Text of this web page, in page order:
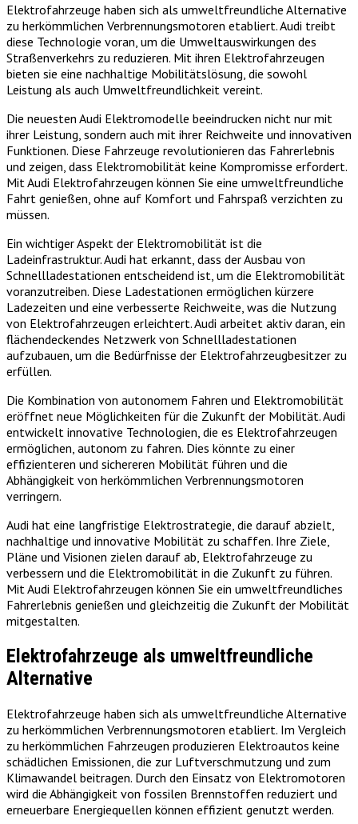
Elektrofahrzeuge haben sich als umweltfreundliche Alternative
zu herkömmlichen Verbrennungsmotoren etabliert. Audi treibt
diese Technologie voran, um die Umweltauswirkungen des
Straßenverkehrs zu reduzieren. Mit ihren Elektrofahrzeugen
bieten sie eine nachhaltige Mobilitätslösung, die sowohl
Leistung als auch Umweltfreundlichkeit vereint.
Die neuesten Audi Elektromodelle beeindrucken nicht nur mit
ihrer Leistung, sondern auch mit ihrer Reichweite und innovativen
Funktionen. Diese Fahrzeuge revolutionieren das Fahrerlebnis
und zeigen, dass Elektromobilität keine Kompromisse erfordert.
Mit Audi Elektrofahrzeugen können Sie eine umweltfreundliche
Fahrt genießen, ohne auf Komfort und Fahrspaß verzichten zu
müssen.
Ein wichtiger Aspekt der Elektromobilität ist die
Ladeinfrastruktur. Audi hat erkannt, dass der Ausbau von
Schnellladestationen entscheidend ist, um die Elektromobilität
voranzutreiben. Diese Ladestationen ermöglichen kürzere
Ladezeiten und eine verbesserte Reichweite, was die Nutzung
von Elektrofahrzeugen erleichtert. Audi arbeitet aktiv daran, ein
flächendeckendes Netzwerk von Schnellladestationen
aufzubauen, um die Bedürfnisse der Elektrofahrzeugbesitzer zu
erfüllen.
Die Kombination von autonomem Fahren und Elektromobilität
eröffnet neue Möglichkeiten für die Zukunft der Mobilität. Audi
entwickelt innovative Technologien, die es Elektrofahrzeugen
ermöglichen, autonom zu fahren. Dies könnte zu einer
effizienteren und sichereren Mobilität führen und die
Abhängigkeit von herkömmlichen Verbrennungsmotoren
verringern.
Audi hat eine langfristige Elektrostrategie, die darauf abzielt,
nachhaltige und innovative Mobilität zu schaffen. Ihre Ziele,
Pläne und Visionen zielen darauf ab, Elektrofahrzeuge zu
verbessern und die Elektromobilität in die Zukunft zu führen.
Mit Audi Elektrofahrzeugen können Sie ein umweltfreundliches
Fahrerlebnis genießen und gleichzeitig die Zukunft der Mobilität
mitgestalten.
Elektrofahrzeuge als umweltfreundliche
Alternative
Elektrofahrzeuge haben sich als umweltfreundliche Alternative
zu herkömmlichen Verbrennungsmotoren etabliert. Im Vergleich
zu herkömmlichen Fahrzeugen produzieren Elektroautos keine
schädlichen Emissionen, die zur Luftverschmutzung und zum
Klimawandel beitragen. Durch den Einsatz von Elektromotoren
wird die Abhängigkeit von fossilen Brennstoffen reduziert und
erneuerbare Energiequellen können effizient genutzt werden.